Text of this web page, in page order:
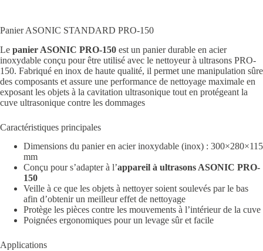
Panier ASONIC STANDARD PRO-150
Le panier ASONIC PRO-150 est un panier durable en acier
inoxydable conçu pour être utilisé avec le nettoyeur à ultrasons PRO-
150. Fabriqué en inox de haute qualité, il permet une manipulation sûre
des composants et assure une performance de nettoyage maximale en
exposant les objets à la cavitation ultrasonique tout en protégeant la
cuve ultrasonique contre les dommages
Caractéristiques principales
Dimensions du panier en acier inoxydable (inox) : 300×280×115
mm
Conçu pour s’adapter à l’appareil à ultrasons ASONIC PRO-
150
Veille à ce que les objets à nettoyer soient soulevés par le bas
afin d’obtenir un meilleur effet de nettoyage
Protège les pièces contre les mouvements à l’intérieur de la cuve
Poignées ergonomiques pour un levage sûr et facile
Applications